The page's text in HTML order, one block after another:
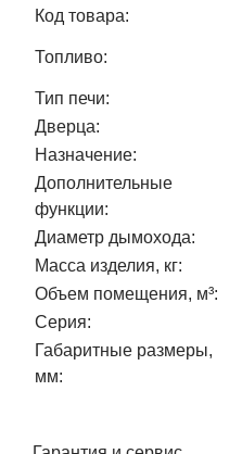
Код товара:
Топливо:
Тип печи:
Дверца:
Назначение:
Дополнительные
функции:
Диаметр дымохода:
Масса изделия, кг:
Объем помещения, м³:
Серия:
Габаритные размеры,
мм: